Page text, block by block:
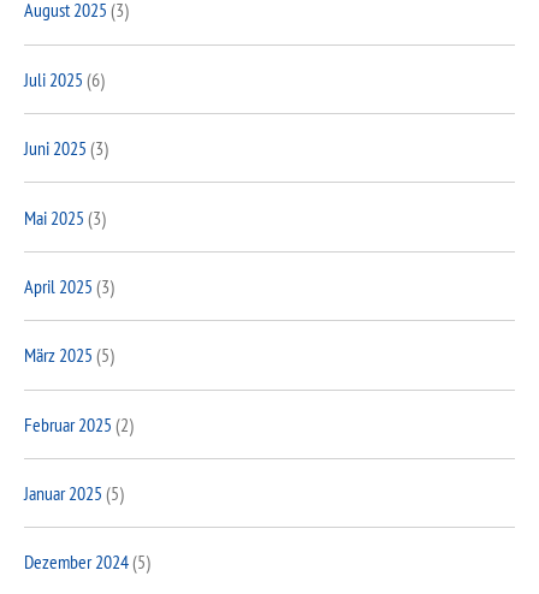
August 2025 (3)
Juli 2025 (6)
Juni 2025 (3)
Mai 2025 (3)
April 2025 (3)
März 2025 (5)
Februar 2025 (2)
Januar 2025 (5)
Dezember 2024(5)